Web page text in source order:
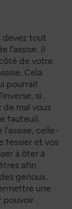
devez tout
l’assise. Il
de votre
Cela
pourrait
si
de mal vous
fauteuil.
celle-
fessier et vos
à ôter à
afin
genoux.
une
pouvoir